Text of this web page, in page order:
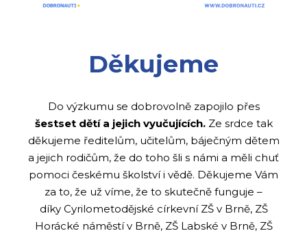
Děkujeme
Do výzkumu se dobrovolně zapojilo přes
šestset dětí a jejich vyučujících.Ze srdce tak
děkujeme ředitelům, učitelům, báječným dětem
a jejich rodičům, že do toho šli s námi a měli chuť
pomoci českému školství i vědě. Děkujeme Vám
za to, že už víme, že to skutečně funguje –⁠
díky Cyrilometodějské církevní ZŠ v Brně, ZŠ
Horácké náměstí v Brně, ZŠ Labské v Brně, ZŠ